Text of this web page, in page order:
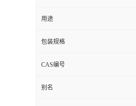
用途
包装规格
CAS编号
别名